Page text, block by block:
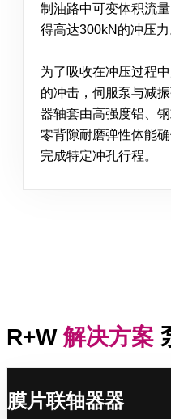
制油路中可变体积流
得高达300kN的冲压力
为了吸收在冲压过程
的冲击，伺服泵与减
器轴套由高强度铝、
零背隙耐磨弹性体能
完成特定冲孔行程。
R+W 解决方案
膜片联轴器器